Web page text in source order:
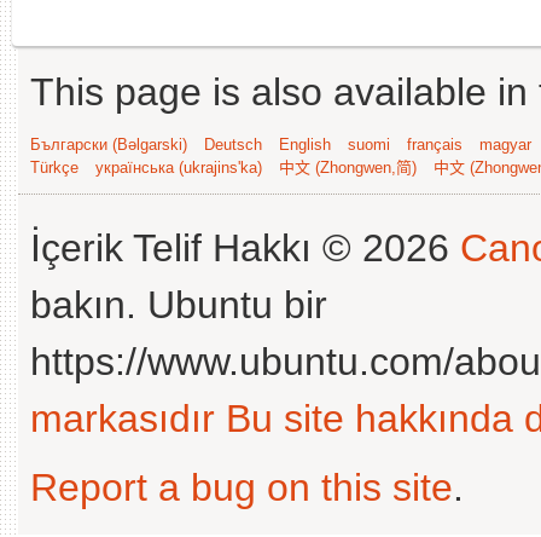
This page is also available
Български (Bəlgarski) Deutsch English suomi français
magyar
Türkçe
українська (ukrajins'ka) 中文 (Zhongwen,简) 中文
İçerik Telif Hakkı © 2026
bakın. Ubuntu bir
https://www.ubuntu.com/
markasıdır Bu site hakkında
Report a bug on this site.